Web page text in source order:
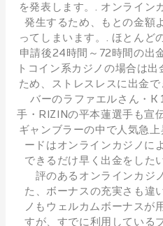
を発表します。. オンライン
発生するため、もとの金額
ってしまいます。. ほとんど
申請後24時間～72時間の出
トコイン系カジノの場合は
ため、ストレスレスに出金
バーのラファエルさん・K
手・RIZINの平本蓮選手も宣
ギャンブラーの中で人気急
ードはオンラインカジノに
できるだけ早く出金をした
評のあるオンラインカジ
た、ボーナスの充実さも違
ノもウェルカムボーナスが
すが、すでに利用している